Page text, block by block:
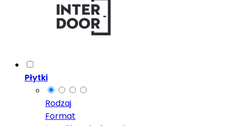
Płytki
Rodzaj
Format